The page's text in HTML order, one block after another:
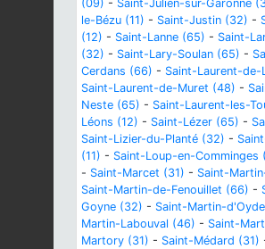
(09) - Saint-Julien-sur-Garonne
le-Bézu (11) - Saint-Justin (32) -
(12) - Saint-Lanne (65) - Saint-
(32) - Saint-Lary-Soulan (65) -
Cerdans (66) - Saint-Laurent-de-
Saint-Laurent-de-Muret (48) -
Neste (65) - Saint-Laurent-les-
Léons (12) - Saint-Lézer (65) -
Saint-Lizier-du-Planté (32) -
(11) - Saint-Loup-en-Comminges
- Saint-Marcet (31) - Saint-
Saint-Martin-de-Fenouillet (66) -
Goyne (32) - Saint-Martin-
Martin-Labouval (46) - Saint-
Martory (31) - Saint-Médard (31)